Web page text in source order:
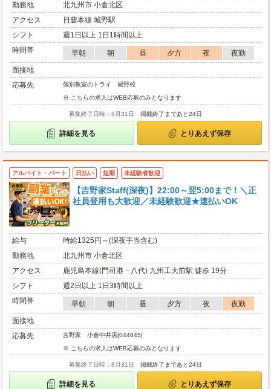
勤務地
北九州市 小倉北区
アクセス
日豊本線 城野駅
シフト
週1日以上 1日1時間以上
時間帯
早朝 朝 昼 夕方 夜
夜勤
面接地
応募先
個別教室のトライ 城野校
※ こちらの求人はWEB応募のみとなります
募集終了日時：8月31日 掲載終了まであと24日
詳細を見る とりあえず保存
アルバイト・パート 日払い 短期 未経験者歓迎
【吉野家Staff(深夜)】22:00～翌5:00まで！＼正
社員登用も大歓迎／未経験歓迎★速払いOK
給与
時給1325円～(深夜手当含む)
勤務地
北九州市 小倉北区
アクセス
鹿児島本線(門司港－八代) 九州工大前駅 徒歩 19分
シフト
週2日以上 1日3時間以上
時間帯
早朝 朝 昼 夕方 夜
夜勤
面接地
応募先
吉野家 小倉中井店[044845]
※ こちらの求人はWEB応募のみとなります
募集終了日時：8月31日 掲載終了まであと24日
詳細を見る とりあえず保存